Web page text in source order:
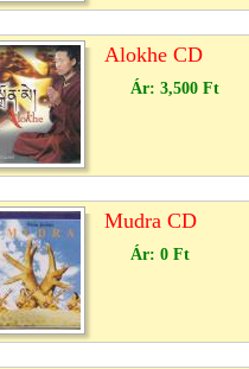
Alokhe CD
Ár: 3,500 Ft
Mudra CD
Ár: 0 Ft